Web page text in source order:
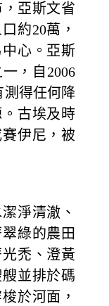
亞斯文省
約20萬，
心。亞斯
，自2006
測得任何降
古埃及時
伊尼，被
淨清澈、
綠的農田
禿、澄黃
並排於碼
於河面，